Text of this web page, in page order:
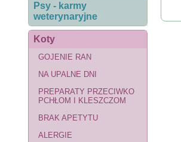
Psy - karmy
weterynaryjne
Koty
GOJENIE RAN
NA UPALNE DNI
PREPARATY PRZECIWKO
PCHŁOM I KLESZCZOM
BRAK APETYTU
ALERGIE